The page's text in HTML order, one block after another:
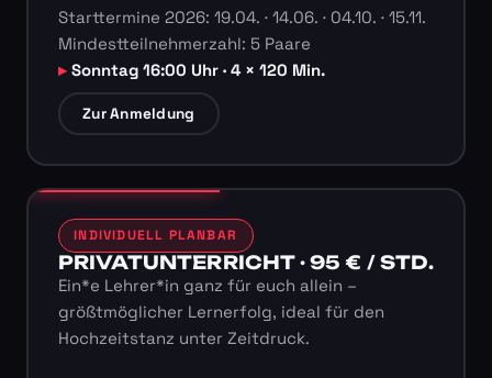
Starttermine 2026: 19.04. · 14.06. · 04.10. · 15.11.
Mindestteilnehmerzahl: 5 Paare
Sonntag 16:00 Uhr · 4 × 120 Min.
Zur Anmeldung
INDIVIDUELL PLANBAR
PRIVATUNTERRICHT · 95 € / STD.
Ein*e Lehrer*in ganz für euch allein –
größtmöglicher Lernerfolg, ideal für den
Hochzeitstanz unter Zeitdruck.